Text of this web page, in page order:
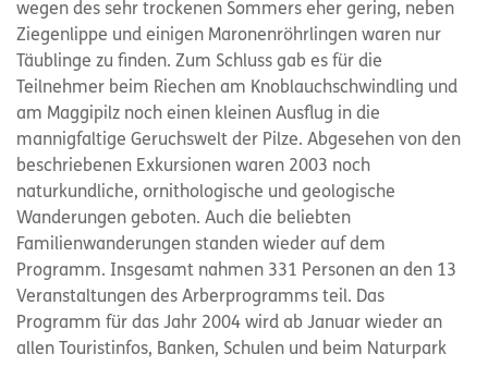
wegen des sehr trockenen Sommers eher gering, neben
Ziegenlippe und einigen Maronenröhrlingen waren nur
Täublinge zu finden. Zum Schluss gab es für die
Teilnehmer beim Riechen am Knoblauchschwindling und
am Maggipilz noch einen kleinen Ausflug in die
mannigfaltige Geruchswelt der Pilze. Abgesehen von den
beschriebenen Exkursionen waren 2003 noch
naturkundliche, ornithologische und geologische
Wanderungen geboten. Auch die beliebten
Familienwanderungen standen wieder auf dem
Programm. Insgesamt nahmen 331 Personen an den 13
Veranstaltungen des Arberprogramms teil. Das
Programm für das Jahr 2004 wird ab Januar wieder an
allen Touristinfos, Banken, Schulen und beim Naturpark